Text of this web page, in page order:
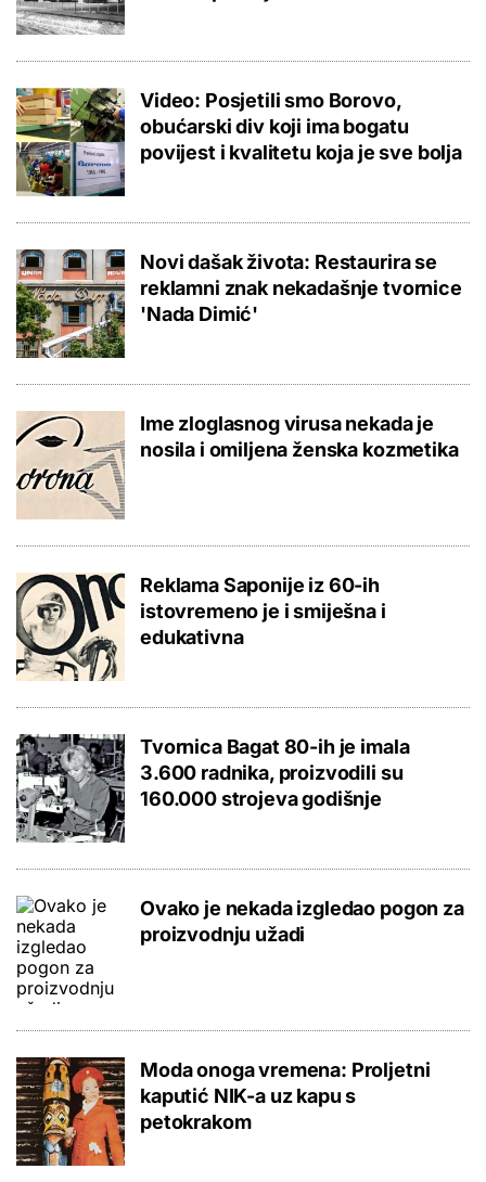
Video: Posjetili smo Borovo,
obućarski div koji ima bogatu
povijest i kvalitetu koja je sve bolja
Novi dašak života: Restaurira se
reklamni znak nekadašnje tvornice
'Nada Dimić'
Ime zloglasnog virusa nekada je
nosila i omiljena ženska kozmetika
Reklama Saponije iz 60-ih
istovremeno je i smiješna i
edukativna
Tvornica Bagat 80-ih je imala
3.600 radnika, proizvodili su
160.000 strojeva godišnje
Ovako je nekada izgledao pogon za
proizvodnju užadi
Moda onoga vremena: Proljetni
kaputić NIK-a uz kapu s
petokrakom